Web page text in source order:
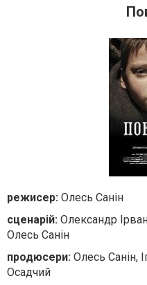
режисер: Олесь Санін
сценарій: Олександр
Олесь Санін
продюсери: Олесь Санін,
Осадчий